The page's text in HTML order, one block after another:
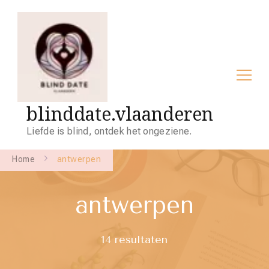
blinddate.vlaanderen
Liefde is blind, ontdek het ongeziene.
Home antwerpen
antwerpen
14 resultaten